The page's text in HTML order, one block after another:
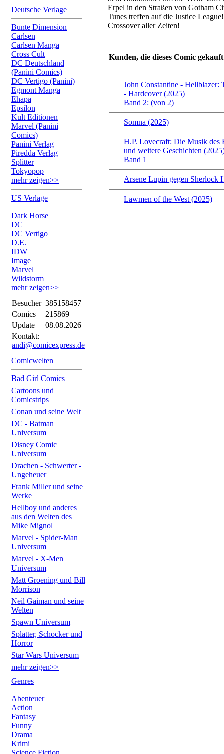
Deutsche Verlage
Bunte Dimension
Carlsen
Carlsen Manga
Cross Cult
DC Deutschland
(Panini Comics)
DC Vertigo (Panini)
Egmont Manga
Ehapa
Epsilon
Kult Editionen
Marvel (Panini
Comics)
Panini Verlag
Piredda Verlag
Splitter
Tokyopop
mehr zeigen>>
US Verlage
Dark Horse
DC
DC Vertigo
D.E.
IDW
Image
Marvel
Wildstorm
mehr zeigen>>
Besucher 385158457
Comics
215869
Update
08.08.2026
Kontakt:
andi@comicexpress.de
Comicwelten
Bad Girl Comics
Cartoons und
Comicstrips
Conan und seine Welt
DC - Batman
Universum
Disney Comic
Universum
Drachen - Schwerter -
Ungeheuer
Frank Miller und seine
Werke
Hellboy und anderes
aus den Welten des
Mike Mignol
Marvel - Spider-Man
Universum
Marvel - X-Men
Universum
Matt Groening und Bill
Morrison
Neil Gaiman und seine
Welten
Spawn Universum
Splatter, Schocker und
Horror
Star Wars Universum
mehr zeigen>>
Genres
Abenteuer
Action
Fantasy
Funny
Drama
Krimi
Erpel in den Straßen von Gotham
Tunes treffen auf die Justice
Crossover aller Zeiten!
Kunden, die dieses Comic
John Constantine - Hellblazer:
- Hardcover (2025)
Band 2: (von 2)
Somna (2025)
H.P. Lovecraft: Die Musik des
und weitere Geschichten
Band 1
Arsene Lupin gegen Sherlock
Lawmen of the West (2025)